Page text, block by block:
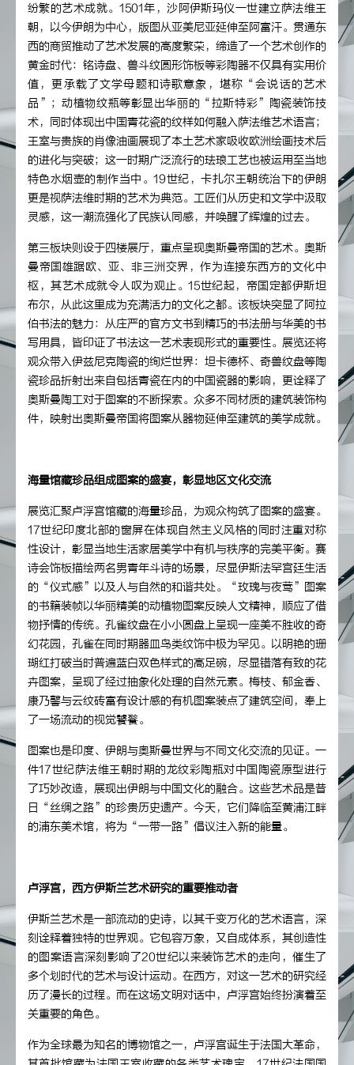
纷繁的艺术成就。1501年，沙阿伊斯玛仪一世建立萨法维王
朝，以今伊朗为中心，版图从亚美尼亚延伸至阿富汗。贯通东
西的商贸推动了艺术发展的高度繁荣，缔造了一个艺术创作的
黄金时代：铭诗盘、兽斗纹圆形饰板等彩陶器不仅具有实用价
值，更承载了文学母题和诗歌意象，堪称“会说话的艺术
品”；动植物纹瓶等彰显出华丽的“拉斯特彩”陶瓷装饰技
术，同时体现出中国青花瓷的纹样如何融入萨法维艺术语言；
王室与贵族的肖像油画展现了本土艺术家吸收欧洲绘画技术后
的进化与突破；这一时期广泛流行的珐琅工艺也被运用至当地
特色水烟壶的制作当中。19世纪，卡扎尔王朝统治下的伊朗
更是视萨法维时期的艺术为典范。工匠们从历史和文学中汲取
灵感，这一潮流强化了民族认同感，并唤醒了辉煌的过去。
第三板块则设于四楼展厅，重点呈现奥斯曼帝国的艺术。奥斯
曼帝国雄踞欧、亚、非三洲交界，作为连接东西方的文化中
枢，其艺术成就令人叹为观止。15世纪起，帝国定都伊斯坦
布尔，从此这里成为充满活力的文化之都。该板块突显了阿拉
伯书法的魅力：从庄严的官方文书到精巧的书法册与华美的书
写用具，皆印证了书法这一艺术表现形式的重要性。展览还将
观众带入伊兹尼克陶瓷的绚烂世界：坦卡德杯、奇兽纹盘等陶
瓷珍品折射出来自包括青瓷在内的中国瓷器的影响，更诠释了
奥斯曼陶工对于图案的不断探索。众多不同材质的建筑装饰构
件，映射出奥斯曼帝国将图案从器物延伸至建筑的美学成就。
海量馆藏珍品组成图案的盛宴，彰显地区文化交流
展览汇聚卢浮宫馆藏的海量珍品，为观众构筑了图案的盛宴。
17世纪印度北部的窗屏在体现自然主义风格的同时注重对称
性设计，彰显当地生活家居美学中有机与秩序的完美平衡。赛
诗会饰板描绘两名男青年斗诗的场景，尽显伊斯法罕宫廷生活
的“仪式感”以及人与自然的和谐共处。“玫瑰与夜莺”图案
的书籍装帧以华丽精美的动植物图案反映人文精神，顺应了借
物抒情的传统。孔雀纹盘在小小圆盘上呈现一座美不胜收的奇
幻花园，孔雀在同时期器皿鸟类纹饰中极为罕见。以明艳的珊
瑚红打破当时普遍蓝白双色样式的高足碗，尽显错落有致的花
卉图案，呈现了经过抽象化处理的自然元素。梅枝、郁金香、
康乃馨与云纹砖富有设计感的有机图案装点了建筑空间，奉上
了一场流动的视觉饕餮。
图案也是印度、伊朗与奥斯曼世界与不同文化交流的见证。一
件17世纪萨法维王朝时期的龙纹彩陶瓶对中国陶瓷原型进行
了巧妙改造，展现出伊朗与中国文化的融合。这些艺术品是昔
日“丝绸之路”的珍贵历史遗产。今天，它们降临至黄浦江畔
的浦东美术馆，将为“一带一路”倡议注入新的能量。
卢浮宫，西方伊斯兰艺术研究的重要推动者
伊斯兰艺术是一部流动的史诗，以其千变万化的艺术语言，深
刻诠释着独特的世界观。它包容万象，又自成体系，其创造性
的图案语言深刻影响了20世纪以来装饰艺术的走向，催生了
多个划时代的艺术与设计运动。在西方，对这一艺术的研究经
历了漫长的过程。而在这场文明对话中，卢浮宫始终扮演着至
关重要的角色。
作为全球最为知名的博物馆之一，卢浮宫诞生于法国大革命，